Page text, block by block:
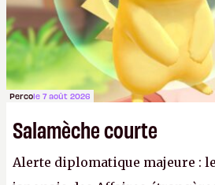
Percole 7 août 2026
Salamèche courte
Alerte diplomatique majeure :